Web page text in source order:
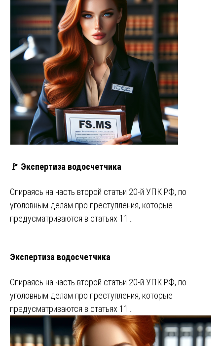
🚩 Экспертиза водосчетчика
Опираясь на часть второй статьи 20-й УПК РФ, по
уголовным делам про преступления, которые
предусматриваются в статьях 11…
Экспертиза водосчетчика
Опираясь на часть второй статьи 20-й УПК РФ, по
уголовным делам про преступления, которые
предусматриваются в статьях 11…